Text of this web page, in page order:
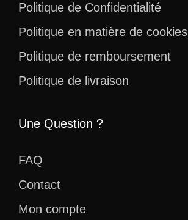
Politique de Confidentialité
Politique en matière de cookies
Politique de remboursement
Politique de livraison
Une Question ?
FAQ
Contact
Mon compte